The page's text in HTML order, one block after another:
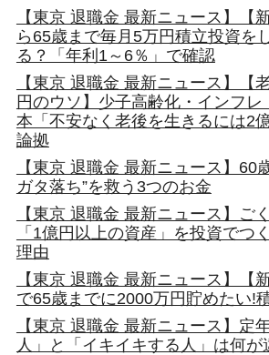
【東京 退職金 最新ニュース】【
ら65歳まで毎月5万円積立投資を
る？「年利1～6％」で確認
【東京 退職金 最新ニュース】【
円のウソ】少子高齢化・インフレ
本「不安なく老後を生きるには2
論拠
【東京 退職金 最新ニュース】60
ガタ落ち”を救う3つのお金
【東京 退職金 最新ニュース】ご
「1億円以上の資産」を投資でつ
理由
【東京 退職金 最新ニュース】【
で65歳までに2000万円貯めたい!
【東京 退職金 最新ニュース】定
人」と「イキイキする人」は何が